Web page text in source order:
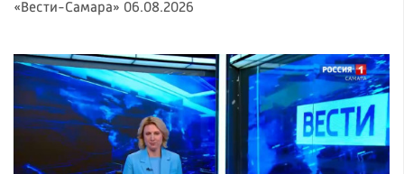
«Вести-Самара» 06.08.2026